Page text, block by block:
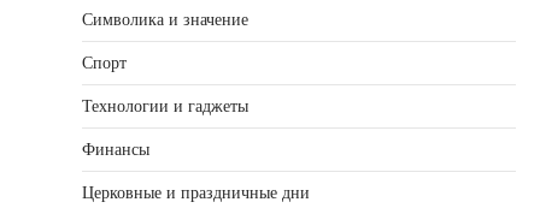
Символика и значение
Спорт
Технологии и гаджеты
Финансы
Церковные и праздничные дни